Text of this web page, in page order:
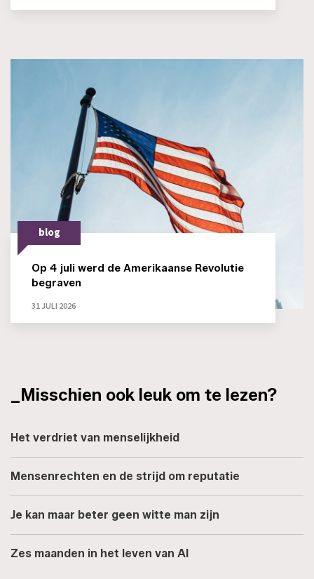
blog
Op 4 juli werd de Amerikaanse Revolutie
begraven
31 JULI 2026
_Misschien ook leuk om te lezen?
Het verdriet van menselijkheid
Mensenrechten en de strijd om reputatie
Je kan maar beter geen witte man zijn
Zes maanden in het leven van AI